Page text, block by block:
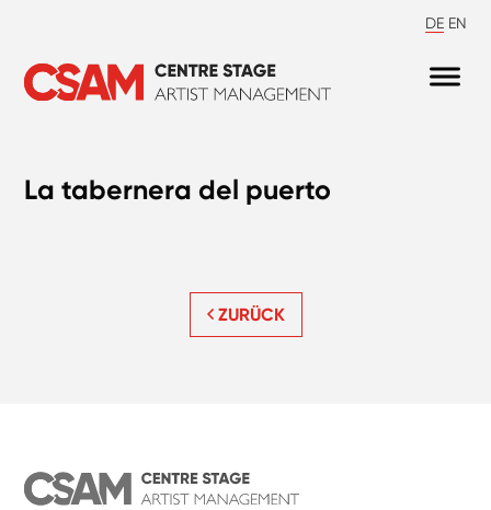
DE EN
La tabernera del puerto
ZURÜCK